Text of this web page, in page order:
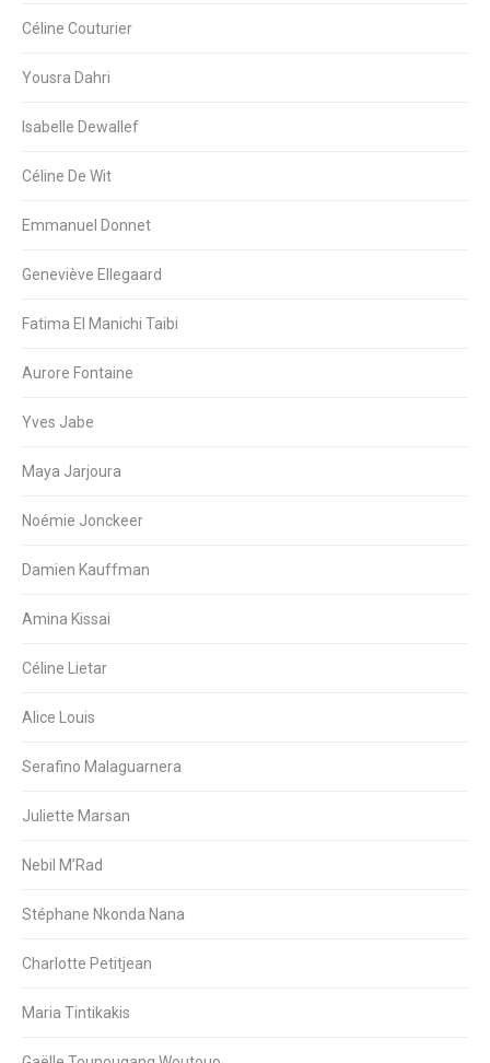
Céline Couturier
Yousra Dahri
Isabelle Dewallef
Céline De Wit
Emmanuel Donnet
Geneviève Ellegaard
Fatima El Manichi Taibi
Aurore Fontaine
Yves Jabe
Maya Jarjoura
Noémie Jonckeer
Damien Kauffman
Amina Kissai
Céline Lietar
Alice Louis
Serafino Malaguarnera
Juliette Marsan
Nebil M’Rad
Stéphane Nkonda Nana
Charlotte Petitjean
Maria Tintikakis